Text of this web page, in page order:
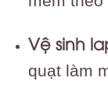
Vệ sinh
quạt làm